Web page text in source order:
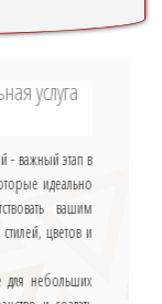
услуга
- важный этап в
идеально
вашим
цветов и
для небольших